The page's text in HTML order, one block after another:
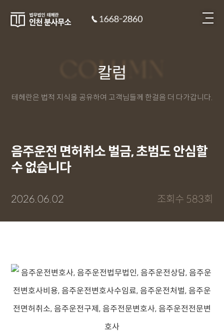
COLUMN
칼럼
테헤란은 법적 지식을 공유하여 고객님들께 한걸음 더 다가갑니다.
음주운전 면허취소 벌금, 초범도 안심할
수 없습니다
2026.06.02 조회수 583회